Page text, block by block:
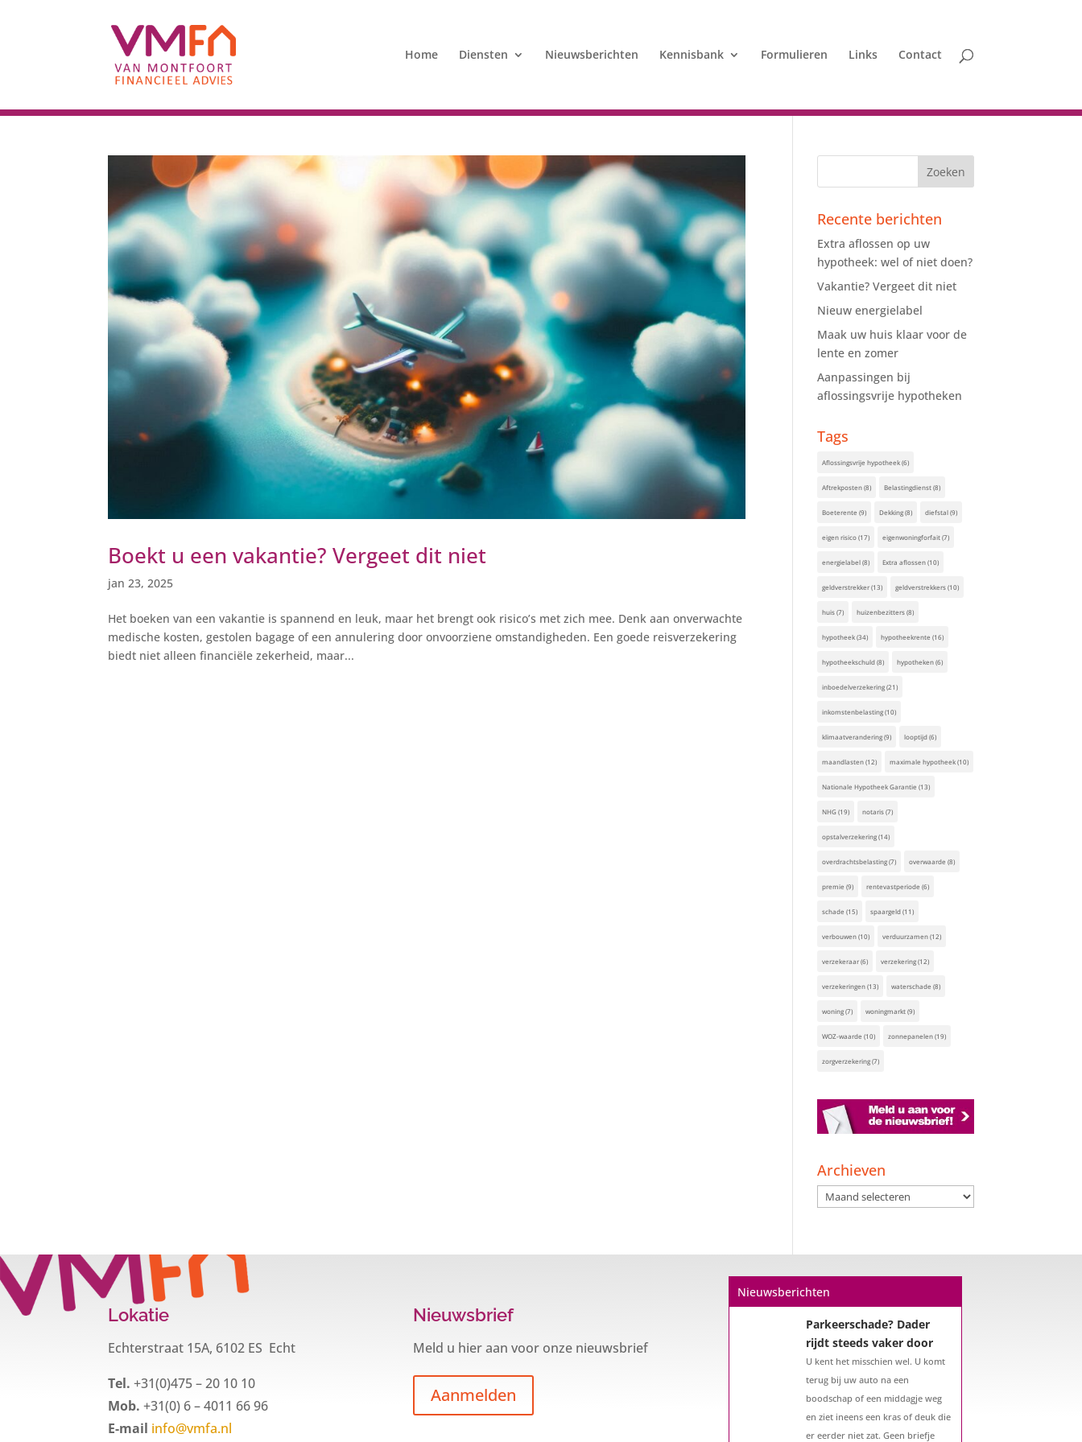
Home Diensten Nieuwsberichten Kennisbank Formulieren Links Contact
Boekt u een vakantie? Vergeet dit niet
jan 23, 2025
Het boeken van een vakantie is spannend en leuk, maar het brengt ook risico’s met zich mee. Denk aan onverwachte
medische kosten, gestolen bagage of een annulering door onvoorziene omstandigheden. Een goede reisverzekering
biedt niet alleen financiële zekerheid, maar...
Recente berichten
Extra aflossen op uw
hypotheek: wel of niet doen?
Vakantie? Vergeet dit niet
Nieuw energielabel
Maak uw huis klaar voor de
lente en zomer
Aanpassingen bij
aflossingsvrije hypotheken
Tags
Aflossingsvrije hypotheek(6)
Aftrekposten(8) Belastingdienst(8)
Boeterente (9) Dekking(8) diefstal(9)
eigen risico(17) eigenwoningforfait(7)
energielabel(8) Extra aflossen(10)
geldverstrekker(13) geldverstrekkers(10)
huis(7) huizenbezitters(8)
hypotheek(34) hypotheekrente (16)
hypotheekschuld(8) hypotheken(6)
inboedelverzekering(21)
inkomstenbelasting(10)
klimaatverandering(9) looptijd(6)
maandlasten(12) maximale hypotheek(10)
Nationale Hypotheek Garantie (13)
NHG(19) notaris(7)
opstalverzekering(14)
overdrachtsbelasting(7) overwaarde (8)
premie (9) rentevastperiode (6)
schade (15) spaargeld(11)
verbouwen(10) verduurzamen(12)
verzekeraar(6) verzekering(12)
verzekeringen(13) waterschade (8)
woning(7) woningmarkt(9)
WOZ-waarde (10) zonnepanelen(19)
zorgverzekering(7)
Archieven
Archieven
Lokatie
Echterstraat 15A, 6102 ES Echt
Tel. +31(0)475 – 20 10 10
Mob. +31(0) 6 – 4011 66 96
E-mail info@vmfa.nl
Nieuwsbrief
Meld u hier aan voor onze nieuwsbrief
Aanmelden
Nieuwsberichten
Een hypotheek na uw
mogelijkheden
De woningmarkt is nog steeds in
beweging. Misschien denkt u na
bent?...
Parkeerschade? Dader
rijdt steeds vaker door
U kent het misschien wel. U komt
terug bij uw auto na een
boodschap of een middagje weg
en ziet ineens een kras of deuk die
er eerder niet zat. Geen briefje